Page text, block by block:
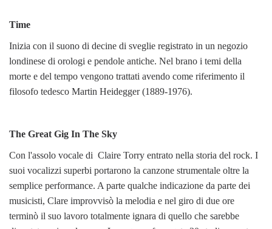
Time
Inizia con il suono di decine di sveglie registrato in un negozio
londinese di orologi e pendole antiche. Nel brano i temi della
morte e del tempo vengono trattati avendo come riferimento il
filosofo tedesco Martin Heidegger (1889-1976).
The Great Gig In The Sky
Con l'assolo vocale di Claire Torry entrato nella storia del rock. I
suoi vocalizzi superbi portarono la canzone strumentale oltre la
semplice performance. A parte qualche indicazione da parte dei
musicisti, Clare improvvisò la melodia e nel giro di due ore
terminò il suo lavoro totalmente ignara di quello che sarebbe